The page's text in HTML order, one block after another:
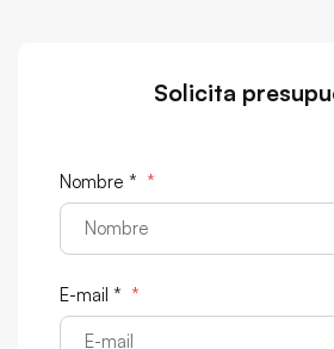
Solicita
Nombre * *
E-mail * *